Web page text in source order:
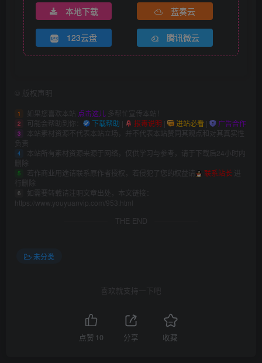
本地下载 蓝奏云
123云盘 腾讯微云
版权声明
1 如果您喜欢本站 点击这儿 多帮忙宣传本站！
2 可能会帮助到你： 下载帮助 报毒说明 | 进站必看 | 广告合作
3
本站素材资源不代表本站立场，并不代表本站赞同其观点和对其真实性
负责
4
本站所有素材资源来源于网络，仅供学习与参考，请于下载后24小时内
删除
5 若作商业用途请联系原作者授权，若侵犯了您的权益请 联系站长 进
行删除
6
如需要转载请注明文章出处，本文链接：
https://www.youyuanvip.com/953.html
THE END
未分类
喜欢就支持一下吧
点赞 10 分享 收藏